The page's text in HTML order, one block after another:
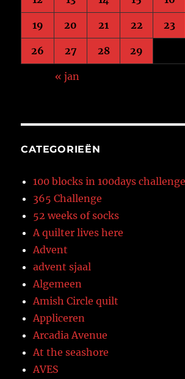
19 20 21 22 23
26 27 28 29
« jan
CATEGORIEËN
100 blocks in 100days challenge
365 Challenge
52 weeks of socks
A quilter lives here
Advent
advent sjaal
Algemeen
Amish Circle quilt
Appliceren
Arcadia Avenue
At the seashore
AVES